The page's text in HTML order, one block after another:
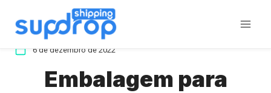
para
conteúdo
6 de dezembro de 2022
Embalagem para